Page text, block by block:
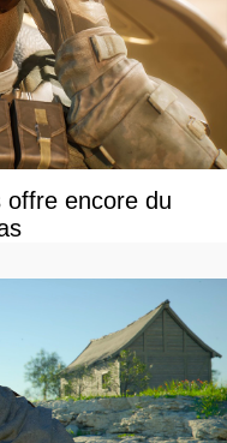
offre encore du